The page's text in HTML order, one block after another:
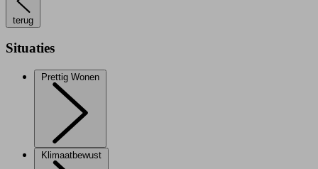
terug
Situaties
Prettig Wonen
Klimaatbewust